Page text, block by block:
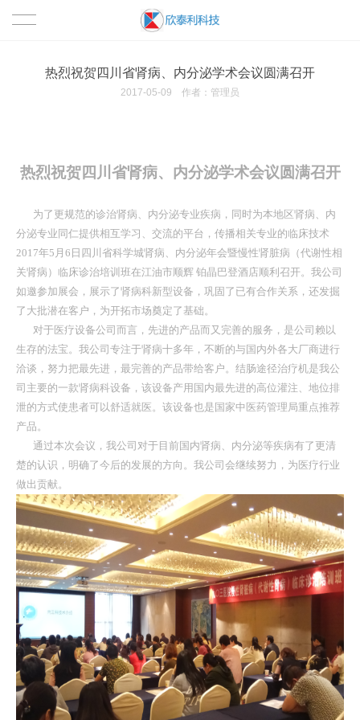
热烈祝贺四川省肾病、内分泌学术会议圆满召开
2017-05-09 作者：管理员
热烈祝贺四川省肾病、内分泌学术会议圆满召开
为了更规范的诊治肾病、内分泌专业疾病，同时为本地区肾病、内
分泌专业同仁提供相互学习、交流的平台 ，传播相关专业的临床技术
2017年5月6日四川省科学城肾病、内分泌年会暨慢性肾脏病（代谢性相
关肾病） 临床诊治培训班在江油市顺辉 铂晶巴登酒店顺利召开。 我公司
如邀参加展会，展示了肾病科新型设备，巩固了已有合作关系，还发掘
了大批潜在客户，为开拓市场奠定了基础。
对于医疗设备公司而言，先进的产品而又完善的服务，是公司赖以
生存的法宝。我公司专注于肾病十多年，不断的与国内外各大厂商进行
洽谈，努力把最先进，最完善的产品带给客户。结肠途径治疗机是我公
司主要的一款肾病科设备，该设备产用国内最先进的高位灌注、地位排
泄的方式使患者可以舒适就医。该设备也是国家中医药管理局重点推荐
产品。
通过本次会议，我公司对于目前国内肾病、内分泌等疾病有了更清
楚的认识，明确了今后的发展的方向。我公司会继续努力，为医疗行业
做出贡献。
HCPT的临床应用
肛肠影像检查系列
结肠透析系列
内瘘修复系列
光疗系列
肛周熏洗系列
磁电联合系列
肛肠治疗系列
合作案例
新闻资讯
公司新闻
行业新闻
联系我们